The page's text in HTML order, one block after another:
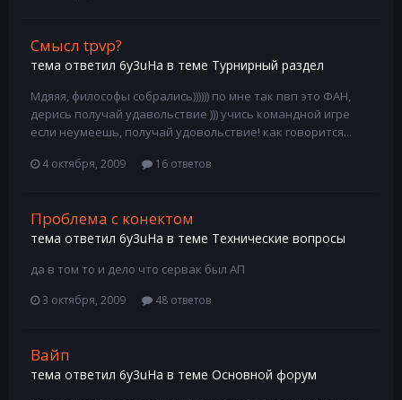
Смысл tpvp?
тема ответил 6y3uHa в теме Турнирный раздел
Мдяяя, философы собрались)))))) по мне так пвп это ФАН,
дерись получай удавольствие ))) учись командной игре
если неумеешь, получай удовольствие! как говорится...
4 октября, 2009 16 ответов
Проблема с конектом
тема ответил 6y3uHa в теме Технические вопросы
да в том то и дело что сервак был АП
3 октября, 2009 48 ответов
Вайп
тема ответил 6y3uHa в теме Основной форум